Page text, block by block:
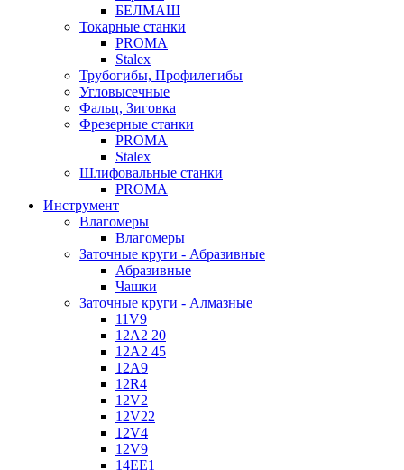
БЕЛМАШ
Токарные станки
PROMA
Stalex
Трубогибы, Профилегибы
Угловысечные
Фальц, Зиговка
Фрезерные станки
PROMA
Stalex
Шлифовальные станки
PROMA
Инструмент
Влагомеры
Влагомеры
Заточные круги - Абразивные
Абразивные
Чашки
Заточные круги - Алмазные
11V9
12A2 20
12A2 45
12A9
12R4
12V2
12V22
12V4
12V9
14EE1